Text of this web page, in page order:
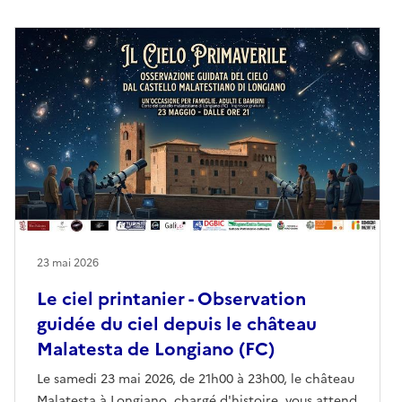
Le ciel printanier - Observation
guidée du ciel depuis le château
Malatesta de Longiano (FC)
Le samedi 23 mai 2026, de 21h00 à 23h00, le château
23 mai 2026